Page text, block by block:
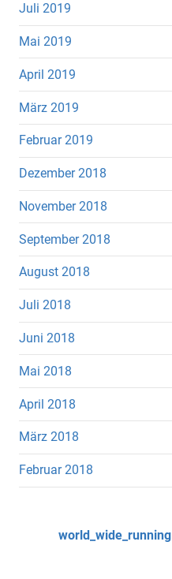
Juli 2019
Mai 2019
April 2019
März 2019
Februar 2019
Dezember 2018
November 2018
September 2018
August 2018
Juli 2018
Juni 2018
Mai 2018
April 2018
März 2018
Februar 2018
world_wide_running